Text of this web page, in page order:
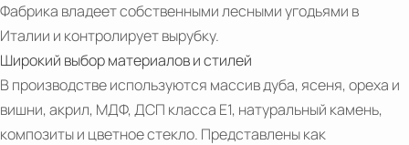
Фабрика владеет собственными лесными угодьями в
Италии и контролирует вырубку.
Широкий выбор материалов и стилей
В производстве используются массив дуба, ясеня, ореха и
вишни, акрил, МДФ, ДСП класса Е1, натуральный камень,
композиты и цветное стекло. Представлены как